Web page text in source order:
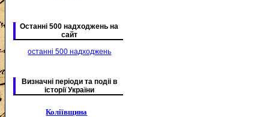
Останні 500 надходжень на
сайт
останні 500 надходжень
Визначні періоди та подіі в
історії України
Коліївщина